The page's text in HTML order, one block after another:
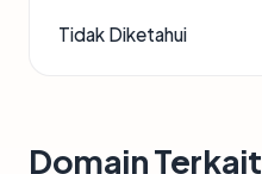
Tidak Diketahui
Domain Terkait